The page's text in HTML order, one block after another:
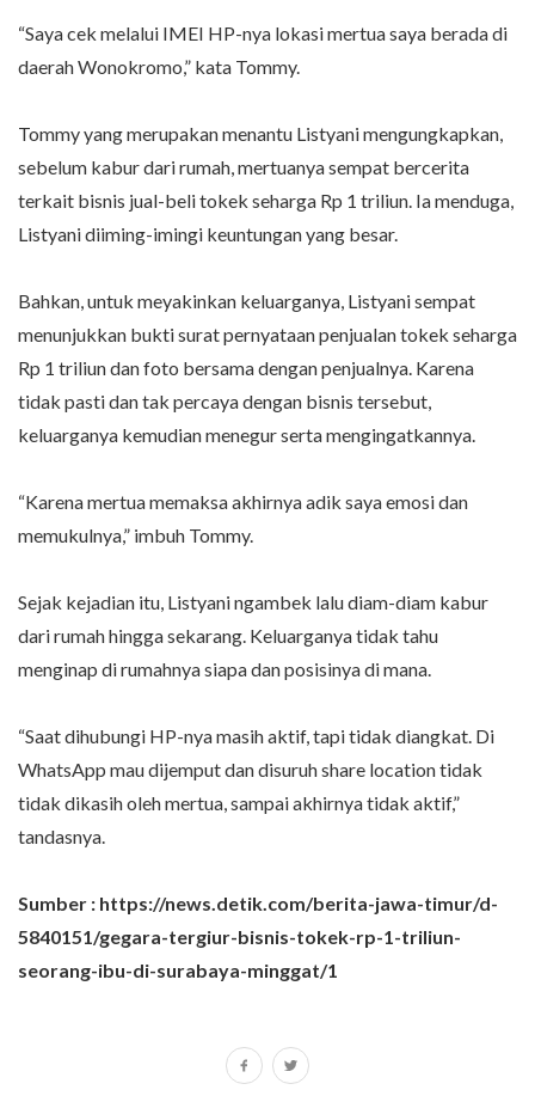
“Saya cek melalui IMEI HP-nya lokasi mertua saya berada di
daerah Wonokromo,” kata Tommy.
Tommy yang merupakan menantu Listyani mengungkapkan,
sebelum kabur dari rumah, mertuanya sempat bercerita
terkait bisnis jual-beli tokek seharga Rp 1 triliun. Ia menduga,
Listyani diiming-imingi keuntungan yang besar.
Bahkan, untuk meyakinkan keluarganya, Listyani sempat
menunjukkan bukti surat pernyataan penjualan tokek seharga
Rp 1 triliun dan foto bersama dengan penjualnya. Karena
tidak pasti dan tak percaya dengan bisnis tersebut,
keluarganya kemudian menegur serta mengingatkannya.
“Karena mertua memaksa akhirnya adik saya emosi dan
memukulnya,” imbuh Tommy.
Sejak kejadian itu, Listyani ngambek lalu diam-diam kabur
dari rumah hingga sekarang. Keluarganya tidak tahu
menginap di rumahnya siapa dan posisinya di mana.
“Saat dihubungi HP-nya masih aktif, tapi tidak diangkat. Di
WhatsApp mau dijemput dan disuruh share location tidak
tidak dikasih oleh mertua, sampai akhirnya tidak aktif,”
tandasnya.
Sumber : https://news.detik.com/berita-jawa-timur/d-
5840151/gegara-tergiur-bisnis-tokek-rp-1-triliun-
seorang-ibu-di-surabaya-minggat/1